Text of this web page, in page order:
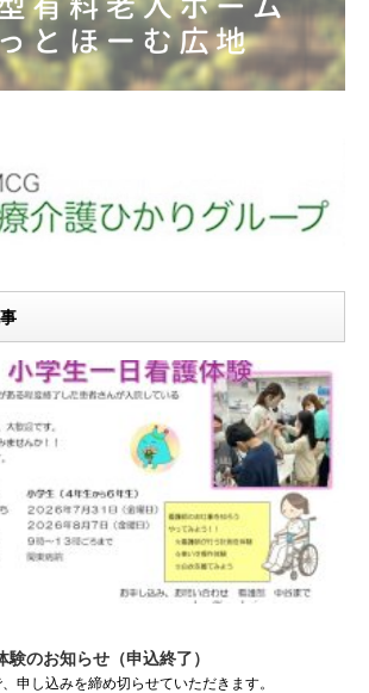
のお知らせ（申込終了）
申し込みを締め切らせていただきます。